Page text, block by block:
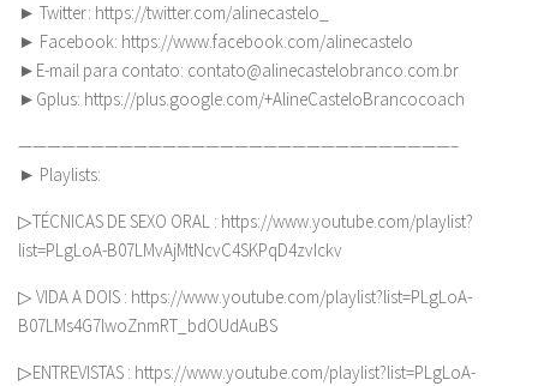
► Twitter: https://twitter.com/alinecastelo_
► Facebook: https://www.facebook.com/alinecastelo
►E-mail para contato: contato@alinecastelobranco.com.br
►Gplus: https://plus.google.com/+AlineCasteloBrancocoach
——————————————————————————————–
► Playlists:
▷TÉCNICAS DE SEXO ORAL : https://www.youtube.com/playlist?
list=PLgLoA-B07LMvAjMtNcvC4SKPqD4zvIckv
▷ VIDA A DOIS : https://www.youtube.com/playlist?list=PLgLoA-
B07LMs4G7lwoZnmRT_bdOUdAuBS
▷ENTREVISTAS : https://www.youtube.com/playlist?list=PLgLoA-